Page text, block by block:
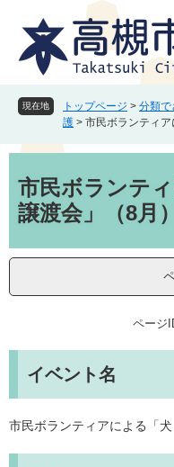
現在地 トップページ > 分類で
護 > 市民ボランティア
文市民ボランテ
譲渡会」（8月）
ページ
イベント名
市民ボランティアによる「犬